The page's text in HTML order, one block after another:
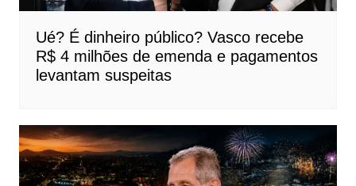
Ué? É dinheiro público? Vasco recebe
R$ 4 milhões de emenda e pagamentos
levantam suspeitas